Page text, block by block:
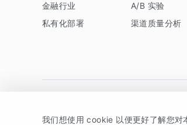
金融行业
私有化部署
A/B 实验
渠道质量分析
我们想使用 cookie 以便更好了解您对